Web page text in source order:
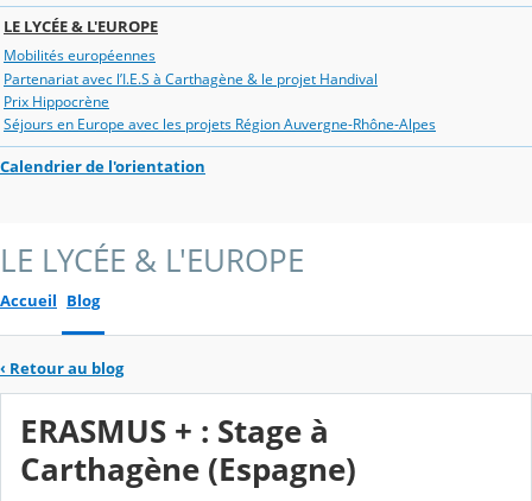
LE LYCÉE & L'EUROPE
Mobilités européennes
Partenariat avec l’I.E.S à Carthagène & le projet Handival
Prix Hippocrène
Séjours en Europe avec les projets Région Auvergne-Rhône-Alpes
Calendrier de l'orientation
LE LYCÉE & L'EUROPE
Accueil Blog
‹ Retour au blog
ERASMUS + : Stage à
Carthagène (Espagne)